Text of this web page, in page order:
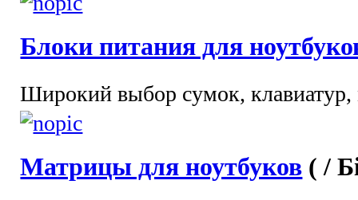
Блоки питания для
Широкий выбор сумок,
Матрицы для ноутбуков ( /